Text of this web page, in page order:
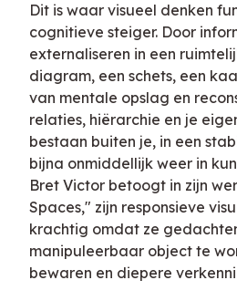
Dit is waar visueel denken
cognitieve steiger. Door
externaliseren in een
diagram, een schets, een
van mentale opslag en
relaties, hiërarchie en je
bestaan buiten je, in een
bijna onmiddellijk weer in
Bret Victor betoogt in zijn
Spaces," zijn responsieve
krachtig omdat ze
manipuleerbaar object te
bewaren en diepere